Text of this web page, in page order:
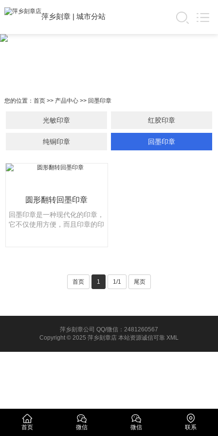
萍乡刻章| 城市分站
您的位置： 首页>> 产品中心>> 回墨印章
光敏印章 红胶印章
纯铜印章 回墨印章
圆形翻转回墨印章
回墨印章是一种现代化的印章，
它不仅使用方便，而且印章的印
首页 1 1/1 尾页
萍乡刻章公司 QQ/微信：2481260567
Copyright © 2025 萍乡刻章店 本站资源诚信可靠 XML
首页 微信 微信 联系